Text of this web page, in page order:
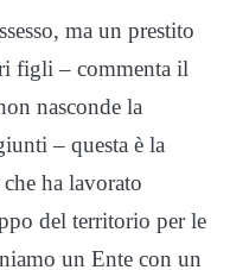
ma un prestito
figli – commenta il
nasconde la
– questa è la
ha lavorato
del territorio per le
iamo un Ente con un